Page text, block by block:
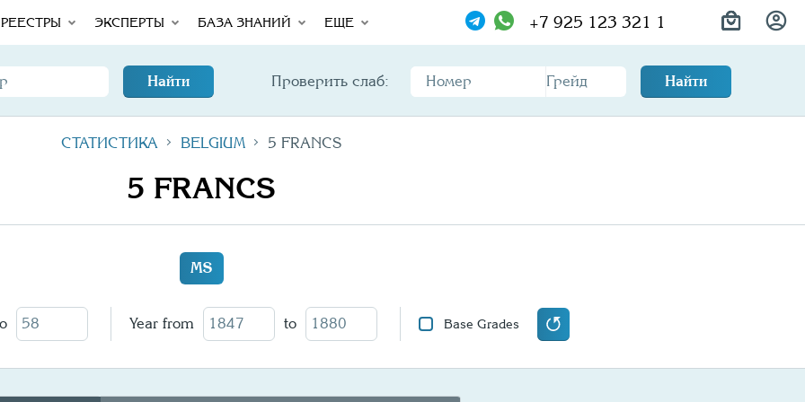
РЕЕСТРЫ ЭКСПЕРТЫ БАЗА ЗНАНИЙ ЕЩЕ +7 925 123 321 1
Найти Проверить слаб: Найти
СТАТИСТИКА BELGIUM 5 FRANCS
5 FRANCS
MS
Year from to Base Grades
Total